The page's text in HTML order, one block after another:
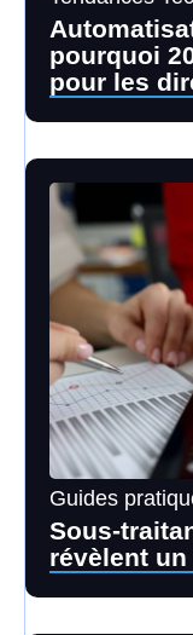
pourquoi
pour les
Guides
Sous-
révèlent